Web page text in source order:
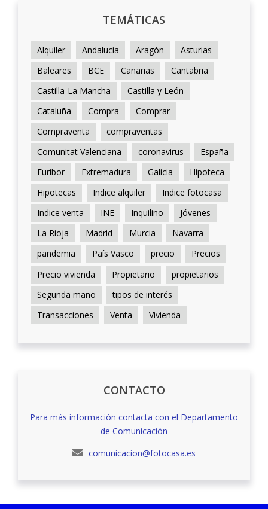
TEMÁTICAS
Alquiler Andalucía Aragón
Asturias
Baleares
BCE Canarias
Cantabria
Castilla-La Mancha
Castilla y León
Cataluña
Compra
Comprar
Compraventa
compraventas
Comunitat Valenciana
coronavirus
España
Euribor
Extremadura Galicia
Hipoteca
Hipotecas
Indice alquiler
Indice fotocasa
Indice venta
INE Inquilino
Jóvenes
La Rioja
Madrid Murcia
Navarra
pandemia
País Vasco precio
Precios
Precio vivienda
Propietario
propietarios
Segunda mano
tipos de interés
Transacciones
Venta Vivienda
CONTACTO
Para más información contacta con el Departamento
de Comunicación
comunicacion@fotocasa.es